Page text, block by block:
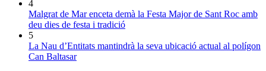
4
Malgrat de Mar enceta demà la Festa Major de Sant Roc amb
deu dies de festa i tradició
5
La Nau d’Entitats mantindrà la seva ubicació actual al polígon
Can Baltasar